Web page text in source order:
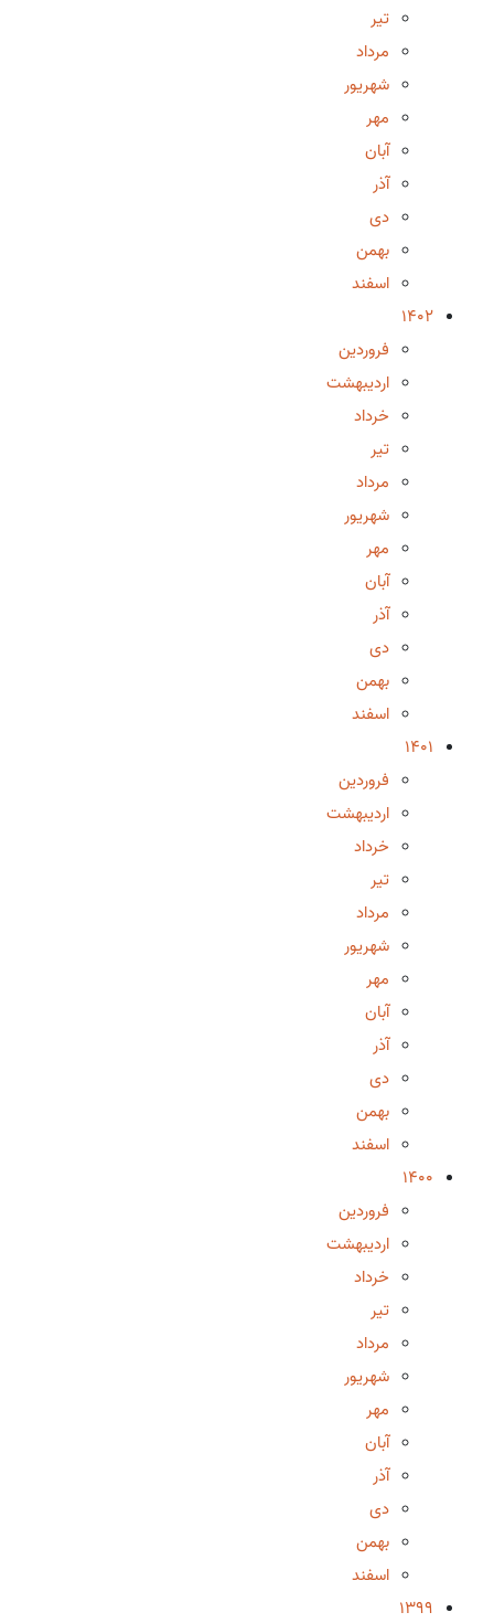
تیر
مرداد
شهریور
مهر
آبان
آذر
دی
بهمن
اسفند
1402
فروردین
اردیبهشت
خرداد
تیر
مرداد
شهریور
مهر
آبان
آذر
دی
بهمن
اسفند
1401
فروردین
اردیبهشت
خرداد
تیر
مرداد
شهریور
مهر
آبان
آذر
دی
بهمن
اسفند
1400
فروردین
اردیبهشت
خرداد
تیر
مرداد
شهریور
مهر
آبان
آذر
دی
بهمن
اسفند
1399